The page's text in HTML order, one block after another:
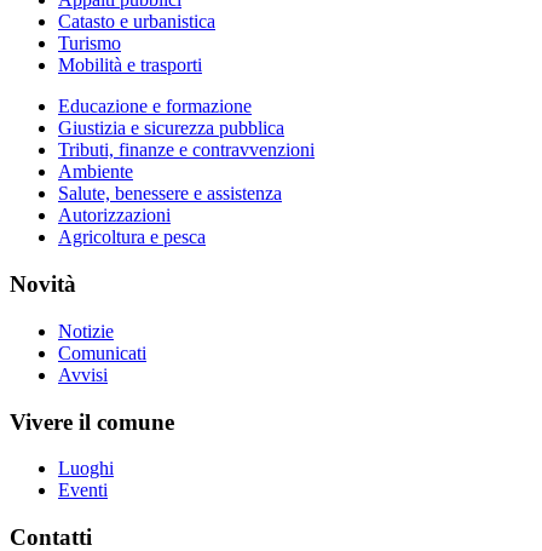
Catasto e urbanistica
Turismo
Mobilità e trasporti
Educazione e formazione
Giustizia e sicurezza pubblica
Tributi, finanze e contravvenzioni
Ambiente
Salute, benessere e assistenza
Autorizzazioni
Agricoltura e pesca
Novità
Notizie
Comunicati
Avvisi
Vivere il comune
Luoghi
Eventi
Contatti